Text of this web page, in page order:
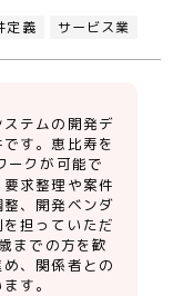
定義 サービス業
テムの開発デ
す。恵比寿を
ークが可能で
求整理や案件
、開発ベンダ
担っていただ
までの方を歓
、関係者との
す。